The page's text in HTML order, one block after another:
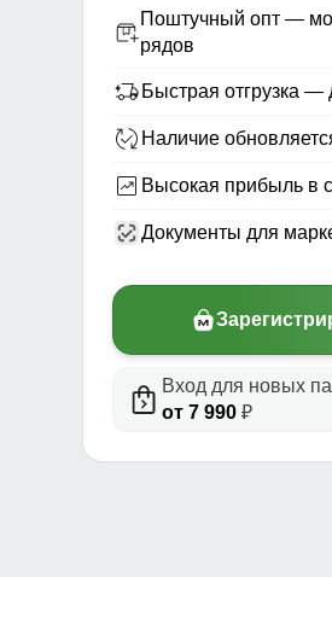
Поштучный опт —
рядов
Быстрая отгрузка —
Наличие
Высокая прибыль в
Документы для
Вход для новых
от 7 990 ₽